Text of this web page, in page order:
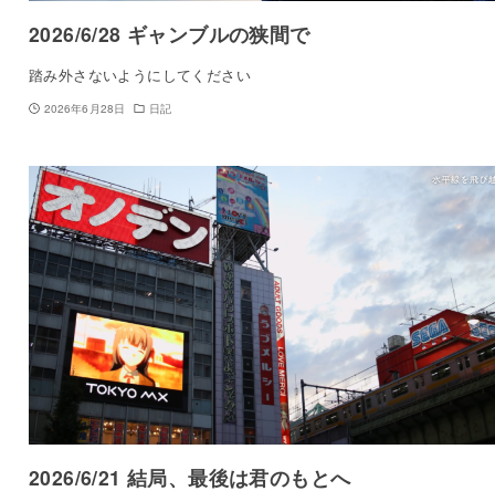
2026/6/28 ギャンブルの狭間で
踏み外さないようにしてください
2026年6月28日 日記
2026/6/21 結局、最後は君のもとへ